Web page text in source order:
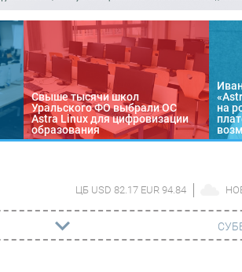
Свыше тысячи школ
Уральского ФО выбрали ОС
Astra Linux для цифровизации
образования
на
ЦБ USD 82.17 EUR 94.84